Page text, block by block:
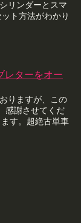
リンダーとスマ
ト方法がわかり
レターをオー
りますが、この
感謝させてくだ
す。超絶古単車